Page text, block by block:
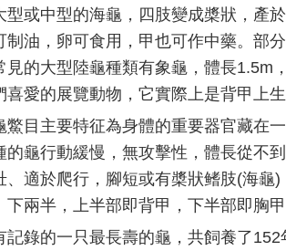
型或中型的海龜，四肢變成槳狀，產
制油，卵可食用，甲也可作中藥。部
見的大型陸龜種類有象龜，體長1.5m
喜愛的展覽動物，它實際上是背甲上
鱉目主要特征為身體的重要器官藏在
的龜行動緩慢，無攻擊性，體長從不
、適於爬行，腳短或有槳狀鳍肢(海龜
下兩半，上半部即背甲，下半部即胸
記錄的一只最長壽的龜，共飼養了